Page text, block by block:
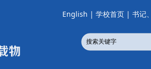
English | 学校首页 | 书记